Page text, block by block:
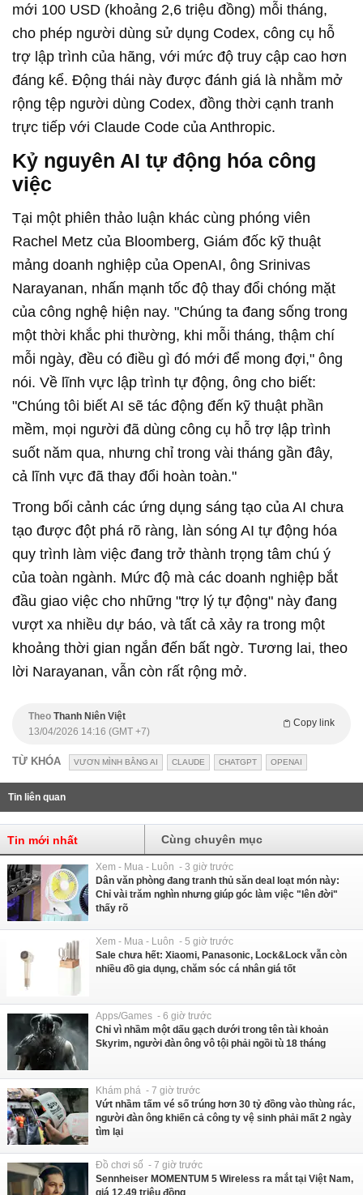
mới 100 USD (khoảng 2,6 triệu đồng) mỗi tháng,
cho phép người dùng sử dụng Codex, công cụ hỗ
trợ lập trình của hãng, với mức độ truy cập cao hơn
đáng kể. Động thái này được đánh giá là nhằm mở
rộng tệp người dùng Codex, đồng thời cạnh tranh
trực tiếp với Claude Code của Anthropic.
Kỷ nguyên AI tự động hóa công
việc
Tại một phiên thảo luận khác cùng phóng viên
Rachel Metz của Bloomberg, Giám đốc kỹ thuật
mảng doanh nghiệp của OpenAI, ông Srinivas
Narayanan, nhấn mạnh tốc độ thay đổi chóng mặt
của công nghệ hiện nay. "Chúng ta đang sống trong
một thời khắc phi thường, khi mỗi tháng, thậm chí
mỗi ngày, đều có điều gì đó mới để mong đợi," ông
nói. Về lĩnh vực lập trình tự động, ông cho biết:
"Chúng tôi biết AI sẽ tác động đến kỹ thuật phần
mềm, mọi người đã dùng công cụ hỗ trợ lập trình
suốt năm qua, nhưng chỉ trong vài tháng gần đây,
cả lĩnh vực đã thay đổi hoàn toàn."
Trong bối cảnh các ứng dụng sáng tạo của AI chưa
tạo được đột phá rõ ràng, làn sóng AI tự động hóa
quy trình làm việc đang trở thành trọng tâm chú ý
của toàn ngành. Mức độ mà các doanh nghiệp bắt
đầu giao việc cho những "trợ lý tự động" này đang
vượt xa nhiều dự báo, và tất cả xảy ra trong một
khoảng thời gian ngắn đến bất ngờ. Tương lai, theo
lời Narayanan, vẫn còn rất rộng mở.
Theo Thanh Niên Việt
Copy link
13/04/2026 14:16 (GMT +7)
TỪ KHÓA VƯƠN MÌNH BẰNG AI CLAUDE CHATGPT OPENAI
Tin liên quan
Tin mới nhất Cùng chuyên mục
Xem - Mua - Luôn - 3 giờ trước
Dân văn phòng đang tranh thủ săn deal loạt món này:
Chỉ vài trăm nghìn nhưng giúp góc làm việc "lên đời"
thấy rõ
Xem - Mua - Luôn - 5 giờ trước
Sale chưa hết: Xiaomi, Panasonic, Lock&Lock vẫn còn
nhiều đồ gia dụng, chăm sóc cá nhân giá tốt
Apps/Games - 6 giờ trước
Chỉ vì nhầm một dấu gạch dưới trong tên tài khoản
Skyrim, người đàn ông vô tội phải ngồi tù 18 tháng
Khám phá - 7 giờ trước
Vứt nhầm tấm vé số trúng hơn 30 tỷ đồng vào thùng rác,
người đàn ông khiến cả công ty vệ sinh phải mất 2 ngày
tìm lại
Đồ chơi số - 7 giờ trước
Sennheiser MOMENTUM 5 Wireless ra mắt tại Việt Nam,
giá 12,49 triệu đồng